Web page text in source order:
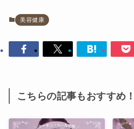
美容健康
こちらの記事もおすすめ！